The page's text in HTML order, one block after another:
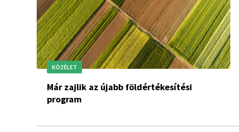
KÖZÉLET
Már zajlik az újabb földértékesítési
program